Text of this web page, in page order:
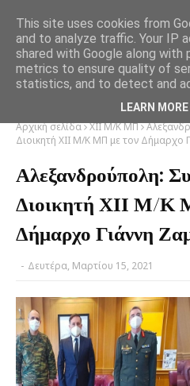
Αρχική σελίδα XII M/K MΠ
Διοικητή ΧΙΙ Μ/Κ ΜΠ με τον
Αλεξανδρούπολη:
Διοικητή ΧΙΙ Μ/Κ
Δήμαρχο Γιάννη
- Δευτέρα, Μαρτίου 15, 2021
This site uses cookies from
and to analyze traffic. Your IP
shared with Google along with
metrics to ensure quality of
statistics, and to detect and
LEARN MORE